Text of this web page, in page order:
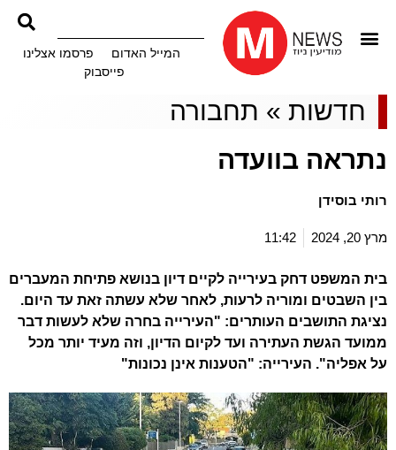
המייל האדום
פרסמו אצלינו
פייסבוק
חדשות» תחבורה
נתראה בוועדה
רותי בוסידן
מרץ 20, 2024 11:42
בית המשפט דחק בעירייה לקיים דיון בנושא פתיחת המעברים
בין השבטים ומוריה לרעות, לאחר שלא עשתה זאת עד היום.
נציגת התושבים העותרים: "העירייה בחרה שלא לעשות דבר
ממועד הגשת העתירה ועד לקיום הדיון, וזה מעיד יותר מכל
על אפליה". העירייה: "הטענות אינן נכונות"